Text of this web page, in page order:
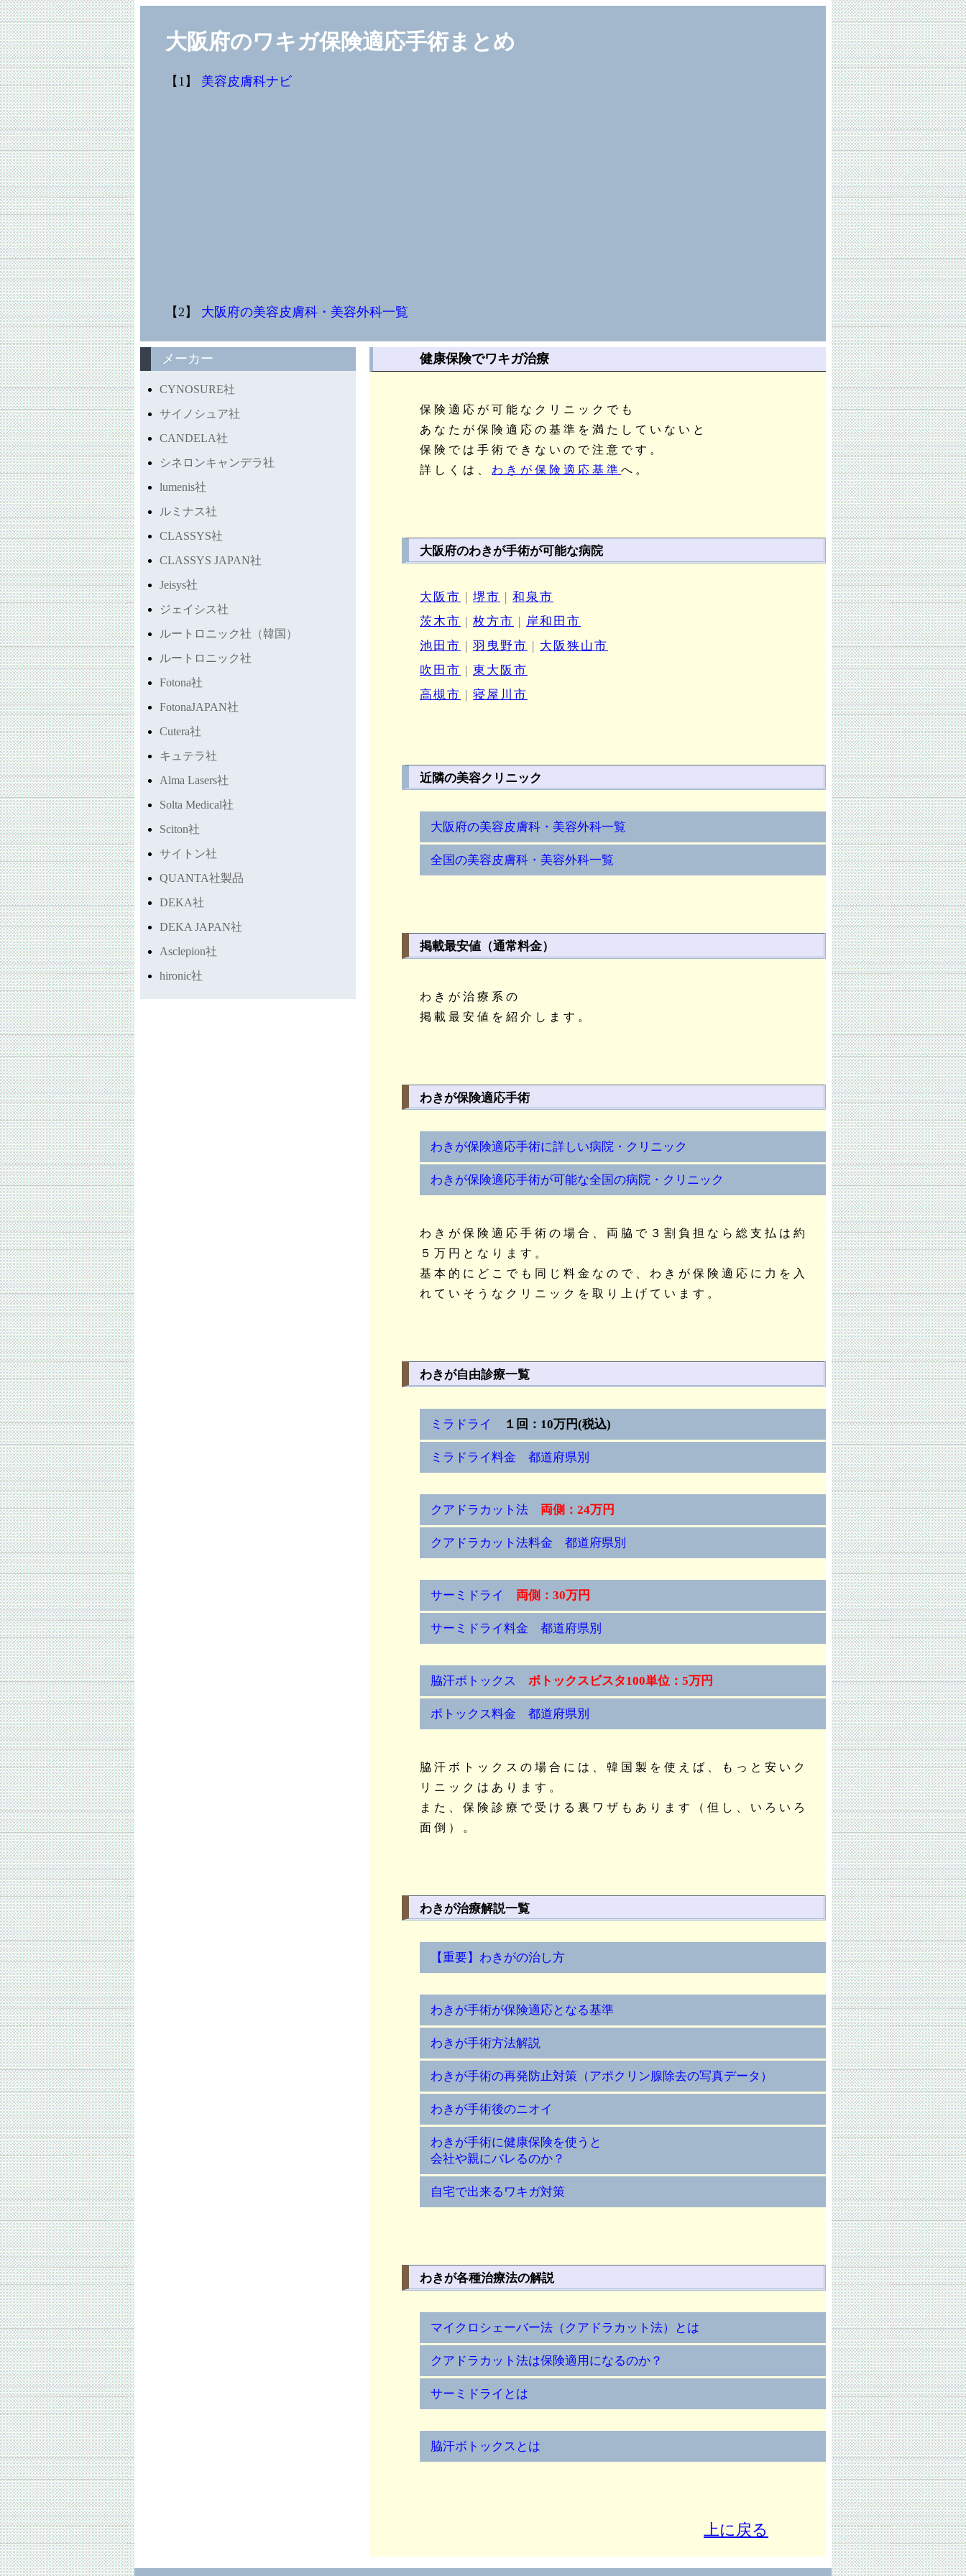
大阪府のワキガ保険適応手術まとめ
【1】 美容皮膚科ナビ
【2】 大阪府の美容皮膚科・美容外科一覧
健康保険でワキガ治療
保険適応が可能なクリニックでも
あなたが保険適応の基準を満たしていないと
保険では手術できないので注意です。
詳しくは、 わきが保険適応基準 へ。
大阪府のわきが手術が可能な病院
大阪市 | 堺市 | 和泉市
茨木市 | 枚方市 | 岸和田市
池田市 | 羽曳野市 | 大阪狭山市
吹田市 | 東大阪市
高槻市 | 寝屋川市
近隣の美容クリニック
大阪府の美容皮膚科・美容外科一覧
全国の美容皮膚科・美容外科一覧
掲載最安値（通常料金）
わきが治療系の
掲載最安値を紹介します。
わきが保険適応手術
わきが保険適応手術に詳しい病院・クリニック
わきが保険適応手術が可能な全国の病院・クリニック
わきが保険適応手術の場合、両脇で３割負担なら総支払は約
５万円となります。
基本的にどこでも同じ料金なので、わきが保険適応に力を入
れていそうなクリニックを取り上げています。
わきが自由診療一覧
ミラドライ １回：10万円(税込)
ミラドライ料金 都道府県別
クアドラカット法 両側：24万円
クアドラカット法料金 都道府県別
サーミドライ 両側：30万円
サーミドライ料金 都道府県別
脇汗ボトックス ボトックスビスタ100単位：5万円
ボトックス料金 都道府県別
脇汗ボトックスの場合には、韓国製を使えば、もっと安いク
リニックはあります。
また、保険診療で受ける裏ワザもあります（但し、いろいろ
面倒）。
わきが治療解説一覧
【重要】わきがの治し方
わきが手術が保険適応となる基準
わきが手術方法解説
わきが手術の再発防止対策（アポクリン腺除去の写真データ）
わきが手術後のニオイ
わきが手術に健康保険を使うと
会社や親にバレるのか？
自宅で出来るワキガ対策
わきが各種治療法の解説
マイクロシェーバー法（クアドラカット法）とは
クアドラカット法は保険適用になるのか？
サーミドライとは
脇汗ボトックスとは
上に戻る
メーカー
CYNOSURE社
サイノシュア社
CANDELA社
シネロンキャンデラ社
lumenis社
ルミナス社
CLASSYS社
CLASSYS JAPAN社
Jeisys社
ジェイシス社
ルートロニック社（韓国）
ルートロニック社
Fotona社
FotonaJAPAN社
Cutera社
キュテラ社
Alma Lasers社
Solta Medical社
Sciton社
サイトン社
QUANTA社製品
DEKA社
DEKA JAPAN社
Asclepion社
hironic社